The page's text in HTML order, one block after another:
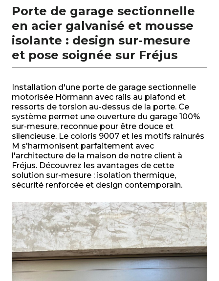
Porte de garage sectionnelle
en acier galvanisé et mousse
isolante : design sur-mesure
et pose soignée sur Fréjus
Installation d'une porte de garage sectionnelle
motorisée Hörmann avec rails au plafond et
ressorts de torsion au-dessus de la porte. Ce
système permet une ouverture du garage 100%
sur-mesure, reconnue pour être douce et
silencieuse. Le coloris 9007 et les motifs rainurés
M s'harmonisent parfaitement avec
l'architecture de la maison de notre client à
Fréjus. Découvrez les avantages de cette
solution sur-mesure : isolation thermique,
sécurité renforcée et design contemporain.